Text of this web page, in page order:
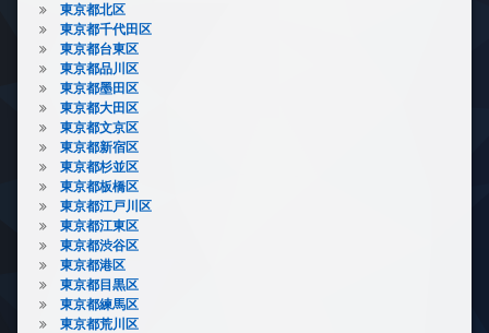
東京都北区
東京都千代田区
東京都台東区
東京都品川区
東京都墨田区
東京都大田区
東京都文京区
東京都新宿区
東京都杉並区
東京都板橋区
東京都江戸川区
東京都江東区
東京都渋谷区
東京都港区
東京都目黒区
東京都練馬区
東京都荒川区